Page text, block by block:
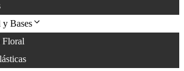
y Bases
Floral